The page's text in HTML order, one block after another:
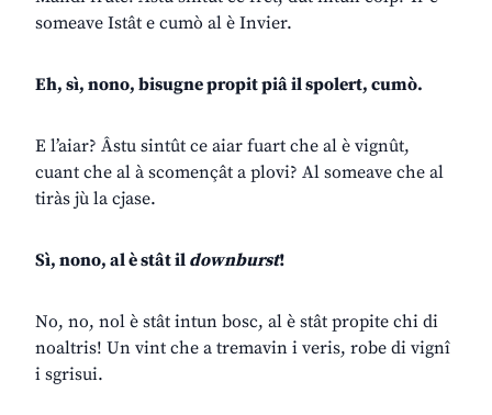
someave Istât e cumò al è Invier.
Eh, sì, nono, bisugne propit piâ il spolert, cumò.
E l’aiar? Âstu sintût ce aiar fuart che al è vignût,
cuant che al à scomençât a plovi? Al someave che al
tiràs jù la cjase.
Sì, nono, al è stât il downburst!
No, no, nol è stât intun bosc, al è stât propite chi di
noaltris! Un vint che a tremavin i veris, robe di vignî
i sgrisui.